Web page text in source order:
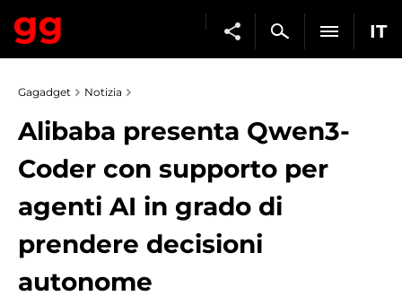
IT
Gagadget Notizia
Alibaba presenta Qwen3-
Coder con supporto per
agenti AI in grado di
prendere decisioni
autonome